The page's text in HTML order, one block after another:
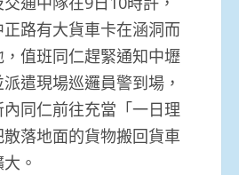
路有大貨車卡在涵洞而
值班同仁趕緊通知中壢
遣現場巡邏員警到場，
同仁前往充當「一日理
落地面的貨物搬回貨車
。